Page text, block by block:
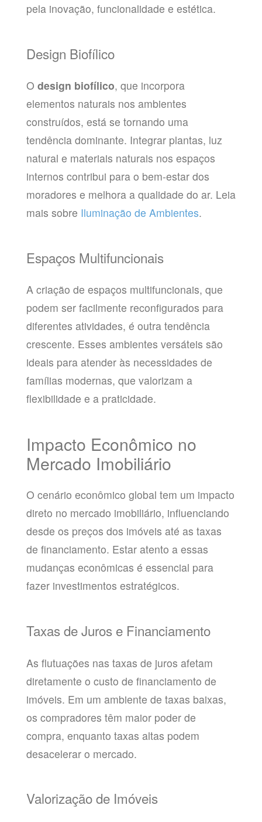
pela inovação, funcionalidade e estética.
Design Biofílico
O design biofílico, que incorpora
elementos naturais nos ambientes
construídos, está se tornando uma
tendência dominante. Integrar plantas, luz
natural e materiais naturais nos espaços
internos contribui para o bem-estar dos
moradores e melhora a qualidade do ar. Leia
mais sobre Iluminação de Ambientes.
Espaços Multifuncionais
A criação de espaços multifuncionais, que
podem ser facilmente reconfigurados para
diferentes atividades, é outra tendência
crescente. Esses ambientes versáteis são
ideais para atender às necessidades de
famílias modernas, que valorizam a
flexibilidade e a praticidade.
Impacto Econômico no
Mercado Imobiliário
O cenário econômico global tem um impacto
direto no mercado imobiliário, influenciando
desde os preços dos imóveis até as taxas
de financiamento. Estar atento a essas
mudanças econômicas é essencial para
fazer investimentos estratégicos.
Taxas de Juros e Financiamento
As flutuações nas taxas de juros afetam
diretamente o custo de financiamento de
imóveis. Em um ambiente de taxas baixas,
os compradores têm maior poder de
compra, enquanto taxas altas podem
desacelerar o mercado.
Valorização de Imóveis